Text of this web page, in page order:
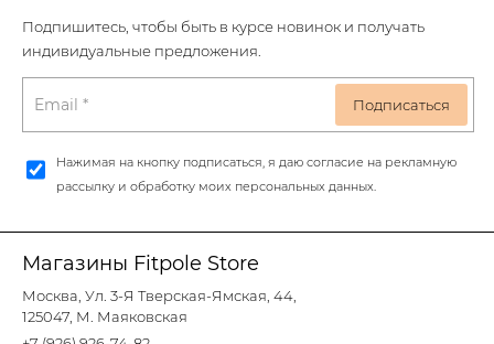
Магазины Fitpole Store
Москва, Ул. 3-Я Тверская-Ямская, 44,
125047, М. Маяковская
Подпишитесь, чтобы быть в курсе новинок и получать
индивидуальные предложения.
Нажимая на кнопку подписаться, я даю согласие на рекламную
рассылку и обработку моих персональных данных.